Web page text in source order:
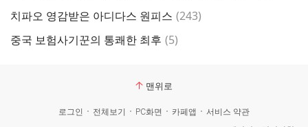
치파오 영감받은 아디다스 원피스 댓
(243)
중국 보험사기꾼의 통쾌한 최후 댓
(5)
맨위로
로그인 전체보기 PC화면 카페앱
서비스 약관